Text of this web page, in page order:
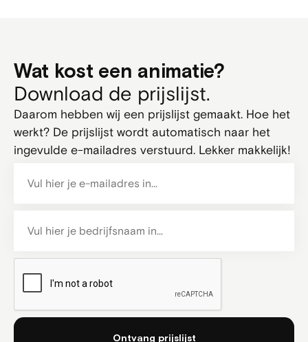
Wat kost een animatie?
Download de prijslijst.
Daarom hebben wij een prijslijst gemaakt. Hoe het
werkt? De prijslijst wordt automatisch naar het
ingevulde e-mailadres verstuurd. Lekker makkelijk!